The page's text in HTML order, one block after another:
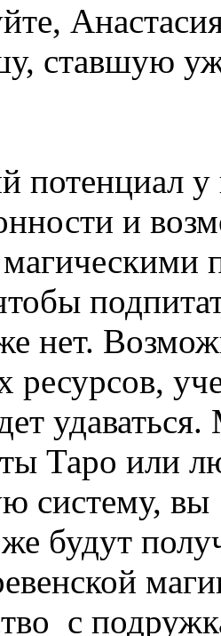
ставшую
потенциал у
и
магическими
нет.
ресурсов,
Таро или
систему,
же будут
с